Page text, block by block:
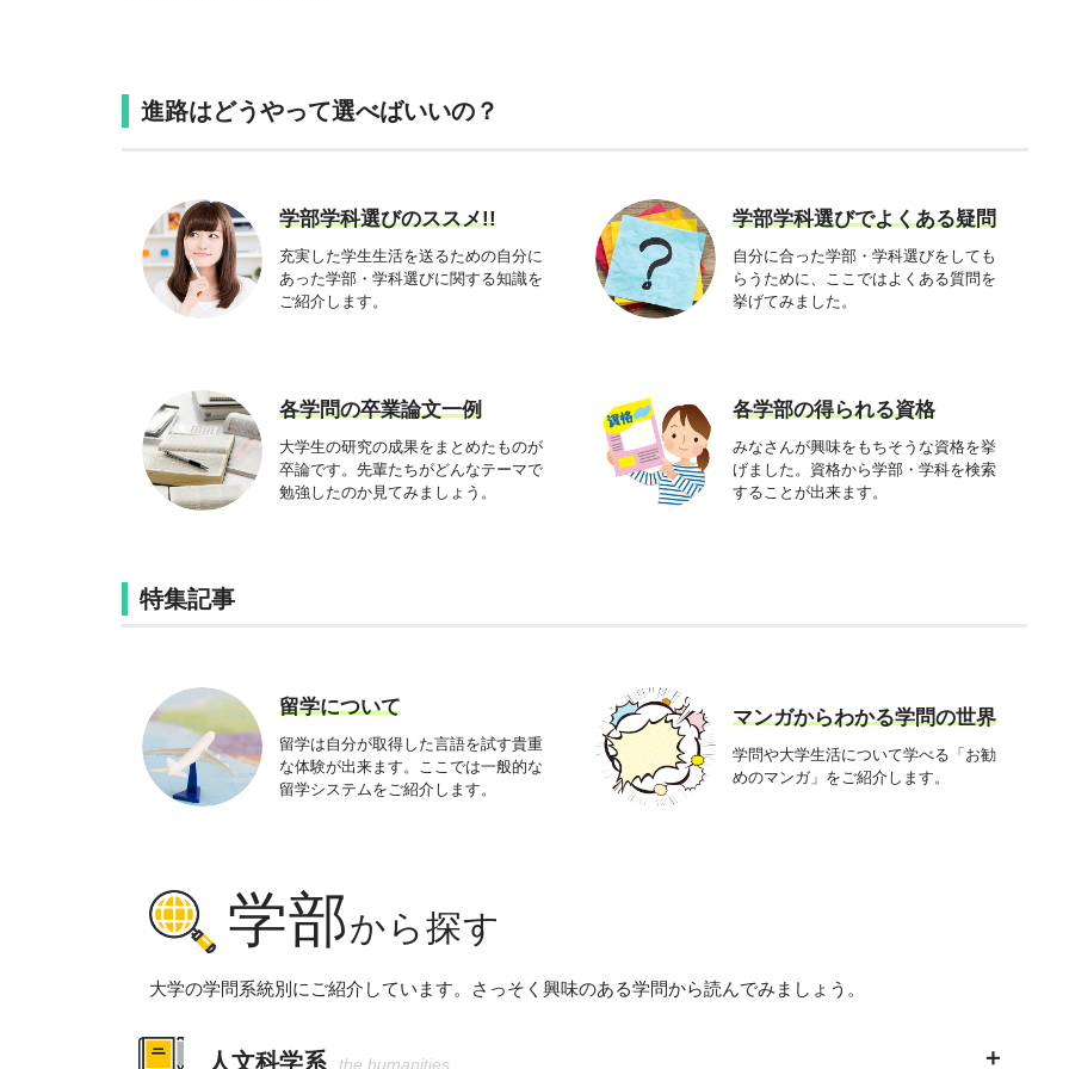
進路はどうやって選べばいいの？
学部学科選びのススメ!!
充実した学生生活を送るための自分に
あった学部・学科選びに関する知識を
ご紹介します。
学部学科選びでよくある疑問
自分に合った学部・学科選びをしても
らうために、ここではよくある質問を
挙げてみました。
各学問の卒業論文一例
大学生の研究の成果をまとめたものが
卒論です。先輩たちがどんなテーマで
勉強したのか見てみましょう。
各学部の得られる資格
みなさんが興味をもちそうな資格を挙
げました。資格から学部・学科を検索
することが出来ます。
特集記事
留学について
留学は自分が取得した言語を試す貴重
な体験が出来ます。ここでは一般的な
留学システムをご紹介します。
マンガからわかる学問の世界
学問や大学生活について学べる「お勧
めのマンガ」をご紹介します。
学部から探す
大学の学問系統別にご紹介しています。さっそく興味のある学問から読んでみましょう。
人文科学系 the humanities